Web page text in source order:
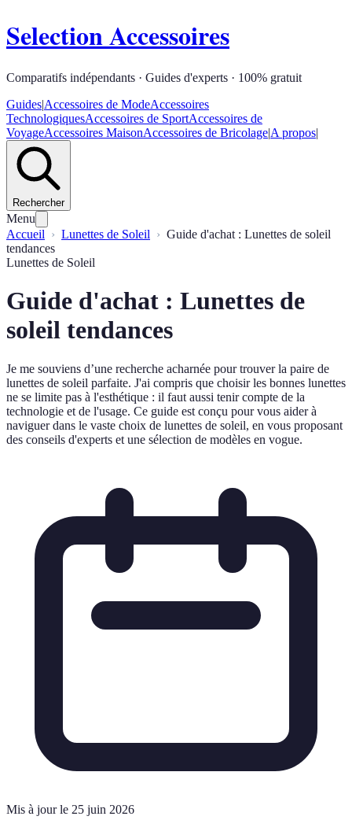
Selection Accessoires
Comparatifs indépendants · Guides d'experts · 100% gratuit
Guides|Accessoires de ModeAccessoires
TechnologiquesAccessoires de SportAccessoires de
VoyageAccessoires MaisonAccessoires de Bricolage|A propos|
Rechercher
Menu
Accueil
Lunettes de Soleil
Guide d'achat : Lunettes de soleil
tendances
Lunettes de Soleil
Guide d'achat : Lunettes de
soleil tendances
Je me souviens d’une recherche acharnée pour trouver la paire de
lunettes de soleil parfaite. J'ai compris que choisir les bonnes lunettes
ne se limite pas à l'esthétique : il faut aussi tenir compte de la
technologie et de l'usage. Ce guide est conçu pour vous aider à
naviguer dans le vaste choix de lunettes de soleil, en vous proposant
des conseils d'experts et une sélection de modèles en vogue.
Mis à jour le 25 juin 2026